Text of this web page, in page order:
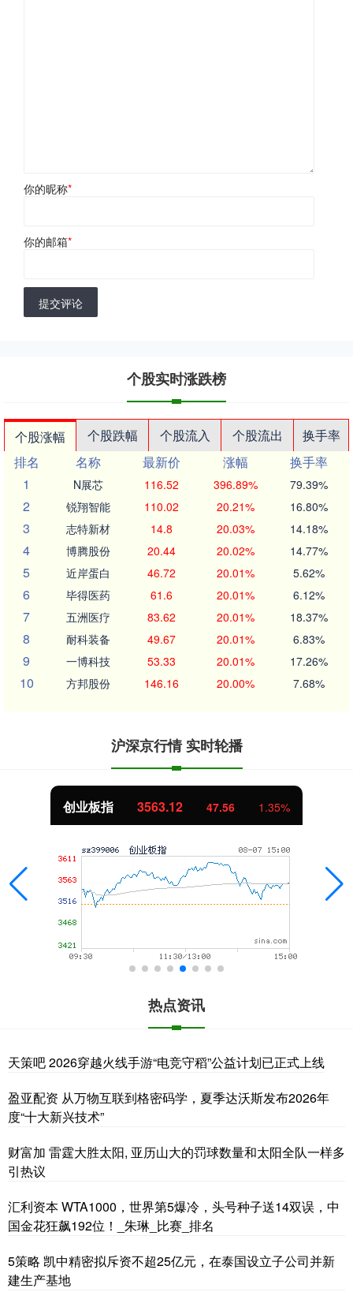
你的昵称*
你的邮箱*
提交评论
个股实时涨跌榜
个股涨幅 个股跌幅 个股流入 个股流出
换手率
排名
名称 最新价 涨幅
换手率
1
N展芯 116.52 396.89% 79.39%
2 锐翔智能 110.02 20.21% 16.80%
3 志特新材 14.8 20.03% 14.18%
4 博腾股份 20.44 20.02% 14.77%
5 近岸蛋白 46.72 20.01% 5.62%
6 毕得医药 61.6 20.01% 6.12%
7 五洲医疗 83.62 20.01% 18.37%
8 耐科装备 49.67 20.01% 6.83%
9 一博科技 53.33 20.01% 17.26%
10 方邦股份 146.16 20.00% 7.68%
沪深京行情 实时轮播
创业板指 3563.12 47.56 1.35%
热点资讯
天策吧 2026穿越火线手游“电竞守稻”公益计划已正式上线
盈亚配资 从万物互联到格密码学，夏季达沃斯发布2026年
度“十大新兴技术”
财富加 雷霆大胜太阳, 亚历山大的罚球数量和太阳全队一样多
引热议
汇利资本 WTA1000，世界第5爆冷，头号种子送14双误，中
国金花狂飙192位！_朱琳_比赛_排名
5策略 凯中精密拟斥资不超25亿元，在泰国设立子公司并新
建生产基地